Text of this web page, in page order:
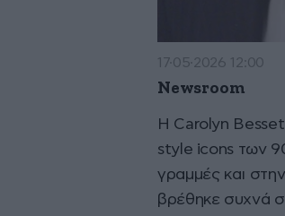
17·05·2026 12:00
Newsroom
Η Carolyn
style icons των
γραμμές και
βρέθηκε συχνά